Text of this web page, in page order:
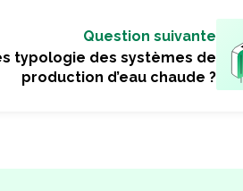
Question suivante
typologie des systèmes de
production d’eau chaude ?